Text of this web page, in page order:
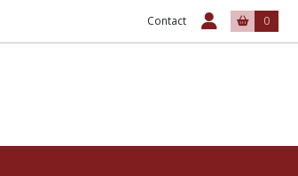
Contact 0